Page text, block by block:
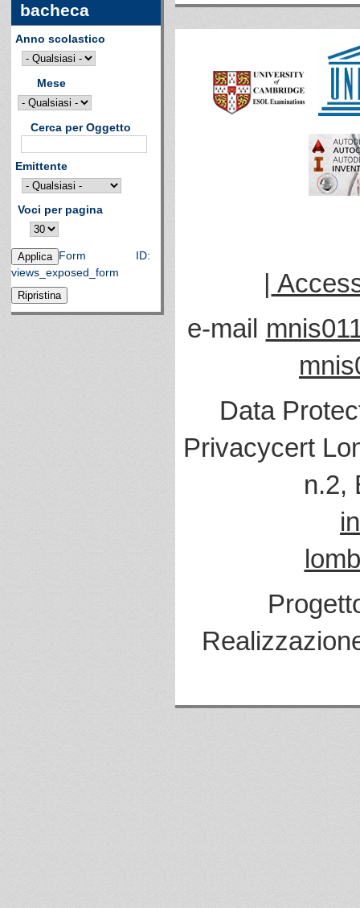
bacheca
Anno scolastico
Mese
Cerca per Oggetto
Emittente
Voci per pagina
Form ID:
views_exposed_form
|
e-mail
Data
Privacycert
n.2,